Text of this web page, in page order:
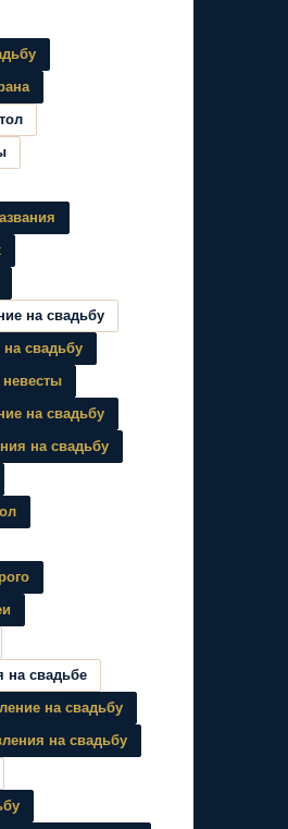
на свадьбу
на свадьбу
невесты
на свадьбу
на свадьбу
на свадьбе
на свадьбу
на свадьбу